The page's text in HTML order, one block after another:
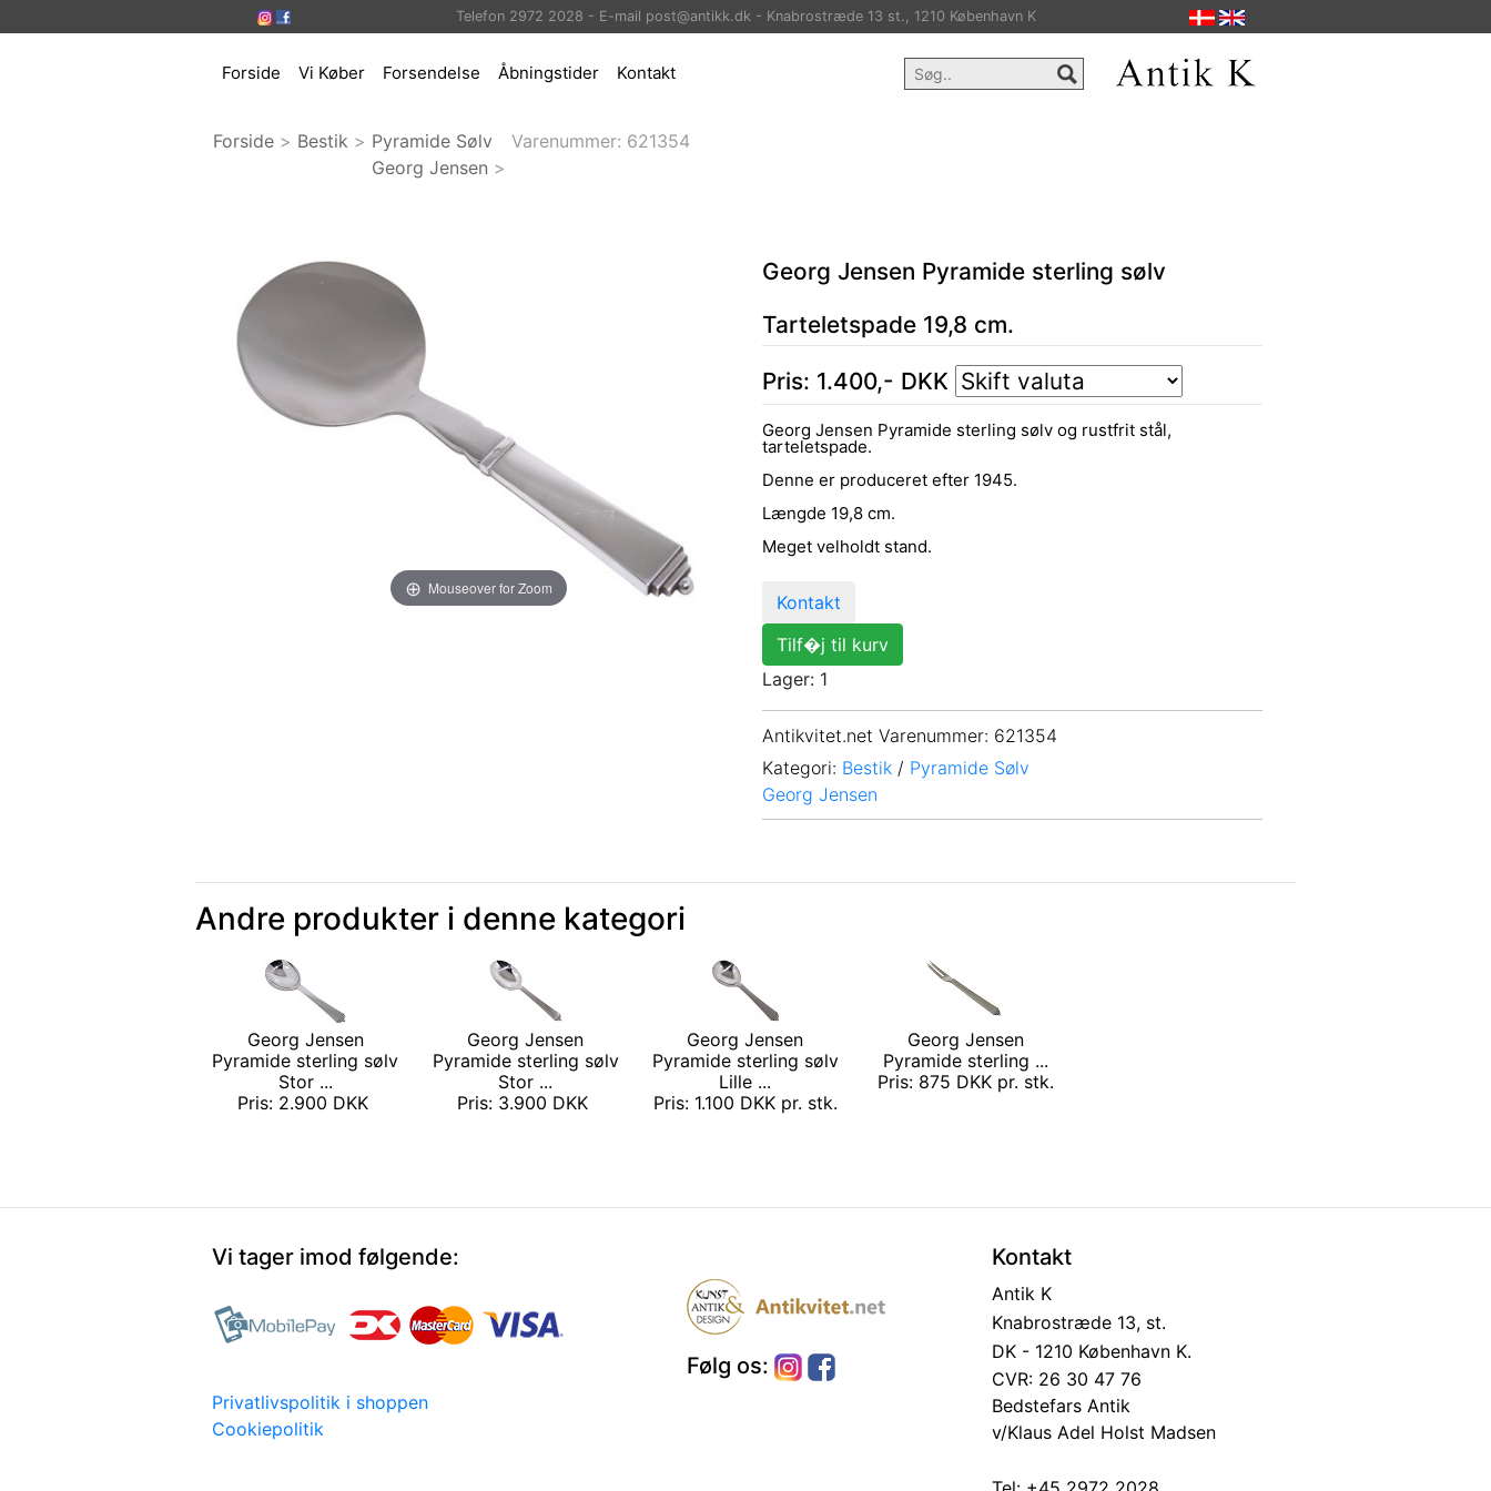
Telefon 2972 2028 - E-mail post@antikk.dk - Knabrostræde 13 st., 1210 København K
Forside Vi Køber Forsendelse Åbningstider Kontakt
Forside > Bestik > Pyramide Sølv
Georg Jensen >
Varenummer: 621354
Mouseover for Zoom
Georg Jensen Pyramide sterling sølv
Tarteletspade 19,8 cm.
Pris: 1.400,- DKK
Georg Jensen Pyramide sterling sølv og rustfrit stål,
tarteletspade.
Denne er produceret efter 1945.
Længde 19,8 cm.
Meget velholdt stand.
Kontakt
Tilf�j til kurv
Lager: 1
Antikvitet.net Varenummer: 621354
Kategori: Bestik / Pyramide Sølv
Georg Jensen
Andre produkter i denne kategori
Georg Jensen
Pyramide sterling sølv
Stor ...
Pris: 2.900 DKK
Georg Jensen
Pyramide sterling sølv
Stor ...
Pris: 3.900 DKK
Georg Jensen
Pyramide sterling sølv
Lille ...
Pris: 1.100 DKK pr. stk.
Georg Jensen
Pyramide sterling ...
Pris: 875 DKK pr. stk.
Vi tager imod følgende:
Privatlivspolitik i shoppen
Cookiepolitik
Følg os:
Kontakt
Antik K
Knabrostræde 13, st.
DK - 1210 København K.
CVR: 26 30 47 76
Bedstefars Antik
v/Klaus Adel Holst Madsen